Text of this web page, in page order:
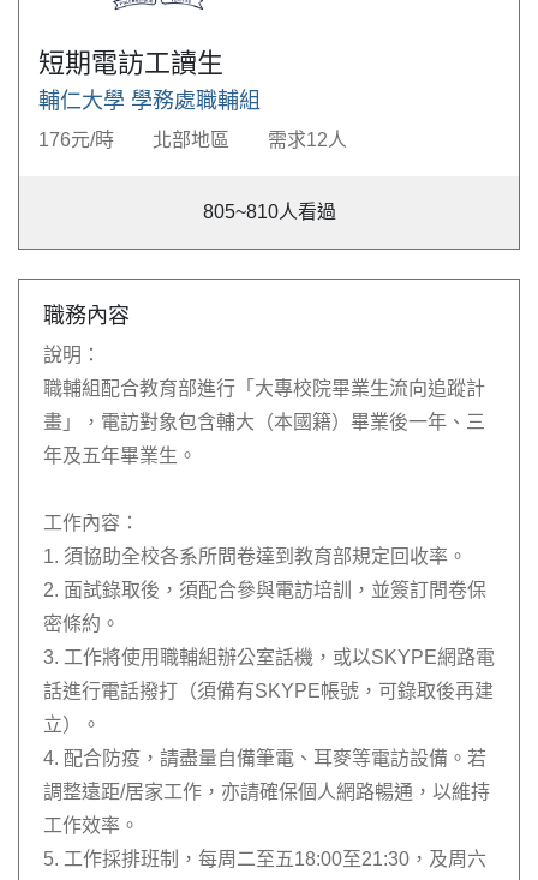
短期電訪工讀生
輔仁大學 學務處職輔組
176元/時 北部地區 需求12人
805~810人看過
職務內容
說明：
職輔組配合教育部進行「大專校院畢業生流向追蹤計
畫」，電訪對象包含輔大（本國籍）畢業後一年、三
年及五年畢業生。
工作內容：
1. 須協助全校各系所問卷達到教育部規定回收率。
2. 面試錄取後，須配合參與電訪培訓，並簽訂問卷保
密條約。
3. 工作將使用職輔組辦公室話機，或以SKYPE網路電
話進行電話撥打（須備有SKYPE帳號，可錄取後再建
立）。
4. 配合防疫，請盡量自備筆電、耳麥等電訪設備。若
調整遠距/居家工作，亦請確保個人網路暢通，以維持
工作效率。
5. 工作採排班制，每周二至五18:00至21:30，及周六